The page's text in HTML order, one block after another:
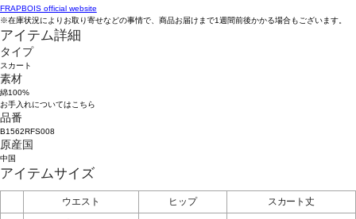
FRAPBOIS official website
※在庫状況によりお取り寄せなどの事情で、商品お届けまで1週間前後かかる場合もございます。
アイテム詳細
タイプ
スカート
素材
綿100%
お手入れについてはこちら
品番
B1562RFS008
原産国
中国
アイテムサイズ
ウエスト ヒップ
スカート丈